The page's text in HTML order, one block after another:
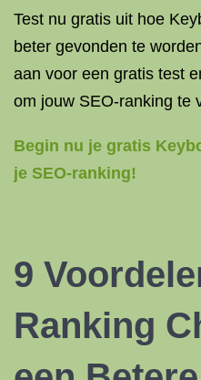
Test nu gratis uit hoe
beter gevonden te
aan voor een gratis test
om jouw SEO-ranking te
Begin nu je gratis
je SEO-ranking!
9
Ranking